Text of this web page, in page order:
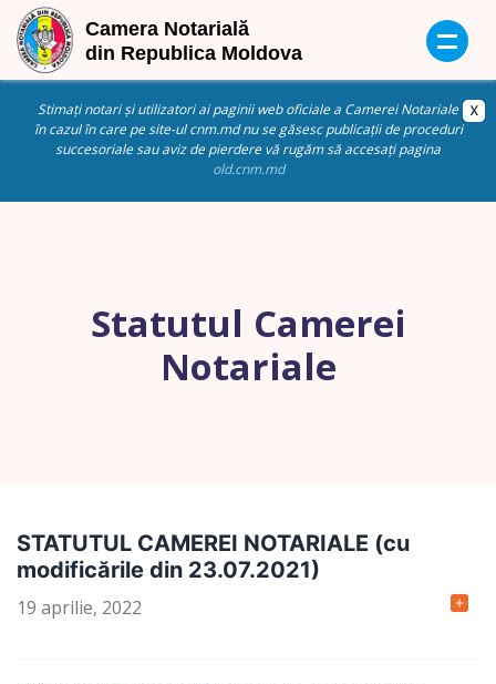
Stimați notari și utilizatori ai paginii web oficiale a Camerei Notariale
în cazul în care pe site-ul cnm.md nu se găsesc publicații de proceduri
succesoriale sau aviz de pierdere vă rugăm să accesați pagina
old.cnm.md
Statutul Camerei
Notariale
STATUTUL CAMEREI NOTARIALE (cu
modificările din 23.07.2021)
19 aprilie, 2022